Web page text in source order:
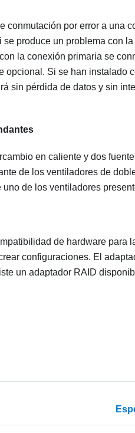
conmutación por error a una
produce un problema con
la conexión primaria se
opcional. Si se han instalado
sin pérdida de datos y sin
en caliente y dos
de los ventiladores de
de los ventiladores
de hardware para
configuraciones. El
un adaptador RAID